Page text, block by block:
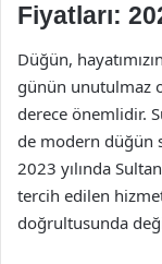
Fiyatları:
Düğün,
günün unutulmaz
derece önemlidir.
de modern düğün
2023 yılında
tercih edilen
doğrultusunda